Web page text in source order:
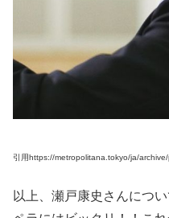
引用https://metropolitana.tokyo/ja/
以上、瀬戸康史さんにつ